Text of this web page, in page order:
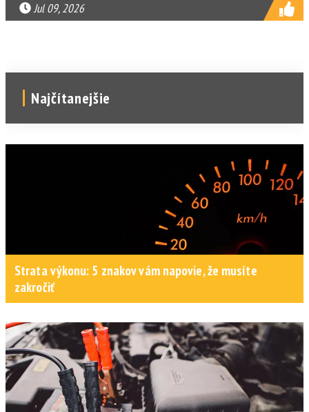
Jul 09, 2026
Najčítanejšie
Strata výkonu: 5 znakov vám napovie, že musíte
zakročiť